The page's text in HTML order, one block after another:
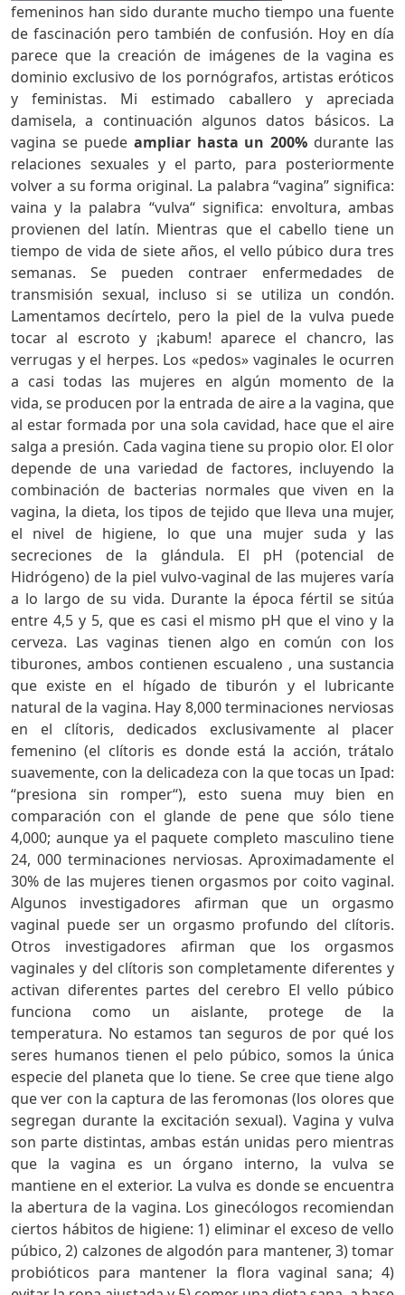
femeninos han sido durante mucho tiempo una fuente
de fascinación pero también de confusión. Hoy en día
parece que la creación de imágenes de la vagina es
dominio exclusivo de los pornógrafos, artistas eróticos
y feministas. Mi estimado caballero y apreciada
damisela, a continuación algunos datos básicos. La
vagina se puede ampliar hasta un 200% durante las
relaciones sexuales y el parto, para posteriormente
volver a su forma original. La palabra “vagina” significa:
vaina y la palabra “vulva“ significa: envoltura, ambas
provienen del latín. Mientras que el cabello tiene un
tiempo de vida de siete años, el vello púbico dura tres
semanas. Se pueden contraer enfermedades de
transmisión sexual, incluso si se utiliza un condón.
Lamentamos decírtelo, pero la piel de la vulva puede
tocar al escroto y ¡kabum! aparece el chancro, las
verrugas y el herpes. Los «pedos» vaginales le ocurren
a casi todas las mujeres en algún momento de la
vida, se producen por la entrada de aire a la vagina, que
al estar formada por una sola cavidad, hace que el aire
salga a presión. Cada vagina tiene su propio olor. El olor
depende de una variedad de factores, incluyendo la
combinación de bacterias normales que viven en la
vagina, la dieta, los tipos de tejido que lleva una mujer,
el nivel de higiene, lo que una mujer suda y las
secreciones de la glándula. El pH (potencial de
Hidrógeno) de la piel vulvo-vaginal de las mujeres varía
a lo largo de su vida. Durante la época fértil se sitúa
entre 4,5 y 5, que es casi el mismo pH que el vino y la
cerveza. Las vaginas tienen algo en común con los
tiburones, ambos contienen escualeno , una sustancia
que existe en el hígado de tiburón y el lubricante
natural de la vagina. Hay 8,000 terminaciones nerviosas
en el clítoris, dedicados exclusivamente al placer
femenino (el clítoris es donde está la acción, trátalo
suavemente, con la delicadeza con la que tocas un Ipad:
“presiona sin romper“), esto suena muy bien en
comparación con el glande de pene que sólo tiene
4,000; aunque ya el paquete completo masculino tiene
24, 000 terminaciones nerviosas. Aproximadamente el
30% de las mujeres tienen orgasmos por coito vaginal.
Algunos investigadores afirman que un orgasmo
vaginal puede ser un orgasmo profundo del clítoris.
Otros investigadores afirman que los orgasmos
vaginales y del clítoris son completamente diferentes y
activan diferentes partes del cerebro El vello púbico
funciona como un aislante, protege de la
temperatura. No estamos tan seguros de por qué los
seres humanos tienen el pelo púbico, somos la única
especie del planeta que lo tiene. Se cree que tiene algo
que ver con la captura de las feromonas (los olores que
segregan durante la excitación sexual). Vagina y vulva
son parte distintas, ambas están unidas pero mientras
que la vagina es un órgano interno, la vulva se
mantiene en el exterior. La vulva es donde se encuentra
la abertura de la vagina. Los ginecólogos recomiendan
ciertos hábitos de higiene: 1) eliminar el exceso de vello
púbico, 2) calzones de algodón para mantener, 3) tomar
probióticos para mantener la flora vaginal sana; 4)